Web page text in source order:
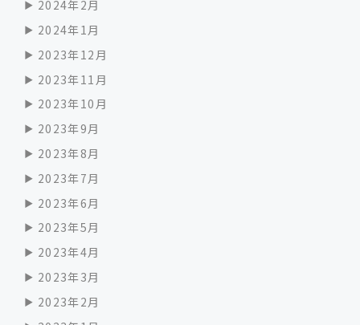
2024年2月
2024年1月
2023年12月
2023年11月
2023年10月
2023年9月
2023年8月
2023年7月
2023年6月
2023年5月
2023年4月
2023年3月
2023年2月